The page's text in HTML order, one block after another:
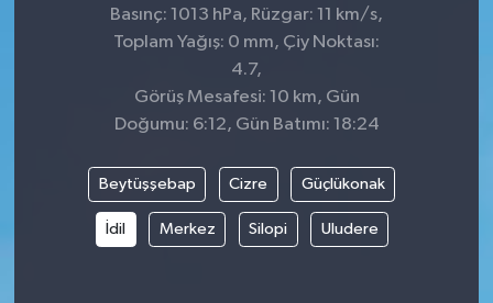
Basınç: 1013 hPa, Rüzgar: 11 km/s,
Toplam Yağış: 0 mm, Çiy Noktası:
4.7,
Görüş Mesafesi: 10 km, Gün
Doğumu: 6:12, Gün Batımı: 18:24
Beytüşşebap Cizre Güçlükonak
İdil Merkez Silopi Uludere